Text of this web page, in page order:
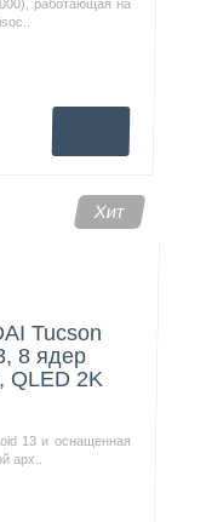
работающая на
Хит
Tucson
8 ядер
QLED 2K
13 и оснащенная
арх..